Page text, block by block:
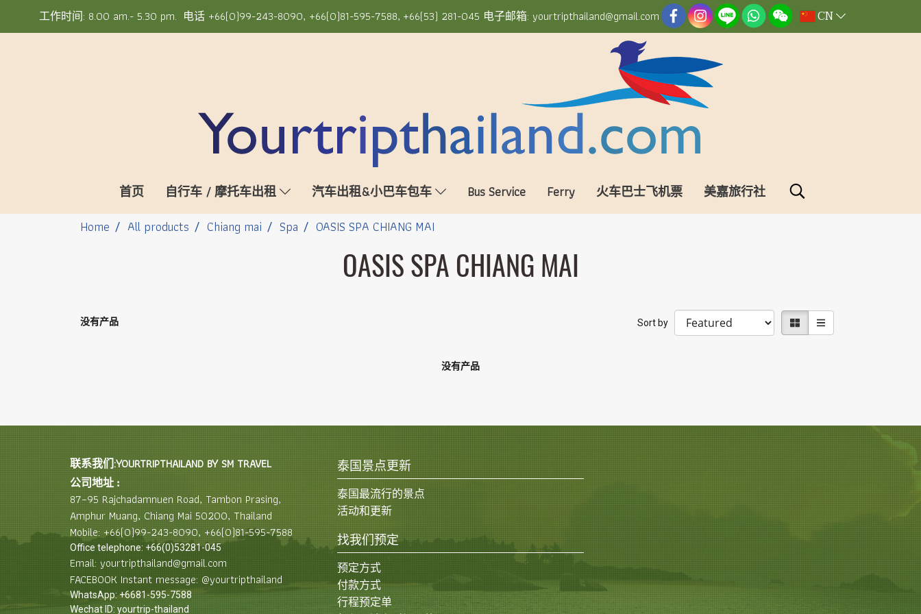
工作时间: 8.00 am.- 5.30 pm. 电话 +66(0)99-243-8090, +66(0)81-595-7588, +66(53) 281-045 电子邮箱: yourtripthailand@gmail.com CN
首页 自行车 / 摩托车出租 汽车出租&小巴车包车 Bus Service Ferry 火车巴士飞机票
美嘉旅行社
Home
All products Chiang mai Spa OASIS SPA CHIANG MAI
OASIS SPA CHIANG MAI
没有产品 Sort by
没有产品
联系我们:YOURTRIPTHAILAND BY SM TRAVEL
公司地址 :
87–95 Rajchadamnuen Road, Tambon Prasing,
Amphur Muang, Chiang Mai 50200, Thailand
Mobile: +66(0)99-243-8090, +66(0)81-595-7588
Office telephone: +66(0)53281-045
Email: yourtripthailand@gmail.com
FACEBOOK Instant message: @yourtripthailand
WhatsApp: +6681-595-7588
Wechat ID: yourtrip-thailand
泰国景点更新
泰国最流行的景点
活动和更新
找我们预定
预定方式
付款方式
行程预定单